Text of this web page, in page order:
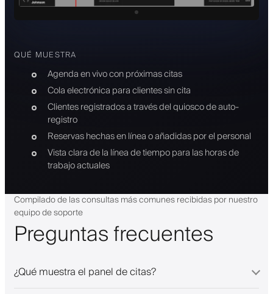
QUÉ MUESTRA
Agenda en vivo con próximas citas
Cola electrónica para clientes sin cita
Clientes registrados a través del quiosco de auto-
registro
Reservas hechas en línea o añadidas por el personal
Vista clara de la línea de tiempo para las horas de
trabajo actuales
Compilado de las consultas más comunes recibidas por nuestro
equipo de soporte
Preguntas frecuentes
¿Qué muestra el panel de citas?